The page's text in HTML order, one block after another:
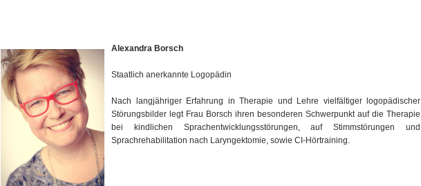
Alexandra Borsch
Staatlich anerkannte Logopädin
Nach langjähriger Erfahrung in Therapie und Lehre vielfältiger logopädischer
Störungsbilder legt Frau Borsch ihren besonderen Schwerpunkt auf die Therapie
bei kindlichen Sprachentwicklungsstörungen, auf Stimmstörungen und
Sprachrehabilitation nach Laryngektomie, sowie CI-Hörtraining.